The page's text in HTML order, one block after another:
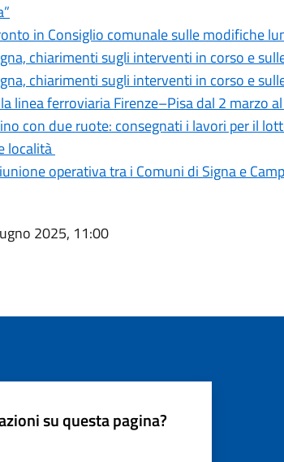
in Consiglio comunale sulle modifiche
chiarimenti sugli interventi in corso e
chiarimenti sugli interventi in corso e
linea ferroviaria Firenze–Pisa dal 2 marzo
con due ruote: consegnati i lavori per il
località
operativa tra i Comuni di Signa e
2025, 11:00
su questa pagina?